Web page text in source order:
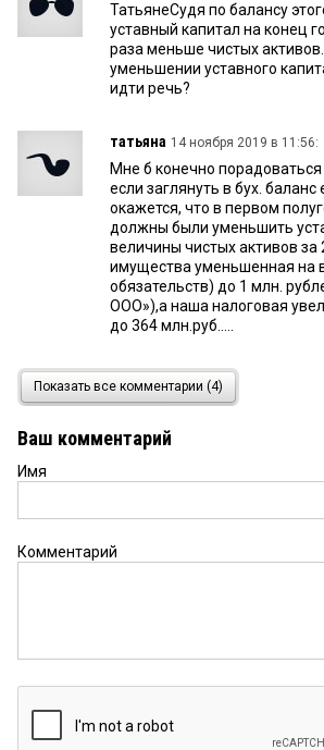
ТатьянеСудя по балансу
уставный капитал на конец
раза меньше чистых
уменьшении уставного
идти речь?
татьяна 14 ноября 2019 в 11:56:
Мне б конечно порадоваться
если заглянуть в бух.
окажется, что в первом
должны были уменьшить
величины чистых активов за
имущества уменьшенная на
обязательств) до 1 млн.
ООО»),а наша налоговая
до 364 млн.руб.....
знакомый 14 ноября 2019 в
Это не Игорь, а Илья!
Показать все комментарии (4)
Ваш комментарий
Имя
Комментарий